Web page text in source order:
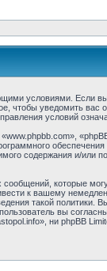
условиями. Если
чтобы уведомить вас
условий
обеспечения
содержания и/или
которые
к вашему
такой политики.
вы
ни phpBB